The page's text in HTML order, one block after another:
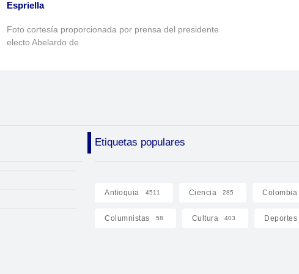
Espriella
Foto cortesía proporcionada por prensa del presidente
electo Abelardo de
Etiquetas populares
Antioquia 4511 Ciencia 285 Colombia
Columnistas 58 Cultura 403 Deportes